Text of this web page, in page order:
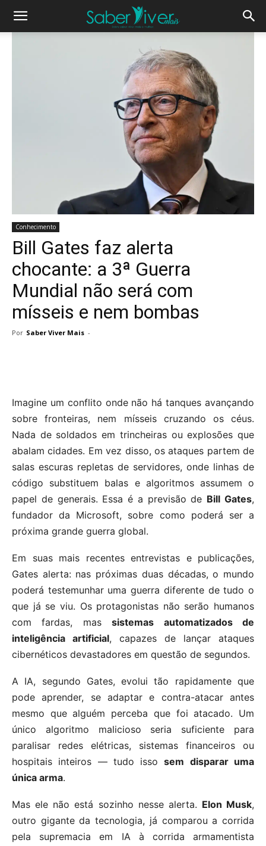
Conhecimento
Bill Gates faz alerta
chocante: a 3ª Guerra
Mundial não será com
mísseis e nem bombas
Por Saber Viver Mais -
Imagine um conflito onde não há tanques avançando
sobre fronteiras, nem mísseis cruzando os céus.
Nada de soldados em trincheiras ou explosões que
abalam cidades. Em vez disso, os ataques partem de
salas escuras repletas de servidores, onde linhas de
código substituem balas e algoritmos assumem o
papel de generais. Essa é a previsão de Bill Gates,
fundador da Microsoft, sobre como poderá ser a
próxima grande guerra global.
Em suas mais recentes entrevistas e publicações,
Gates alerta: nas próximas duas décadas, o mundo
poderá testemunhar uma guerra diferente de tudo o
que já se viu. Os protagonistas não serão humanos
com fardas, massistemas automatizados de
inteligência artificial, capazes de lançar ataques
cibernéticos devastadores em questão de segundos.
A IA, segundo Gates, evolui tão rapidamente que
pode aprender, se adaptar e contra-atacar antes
mesmo que alguém perceba que foi atacado. Um
único algoritmo malicioso seria suficiente para
paralisar redes elétricas, sistemas financeiros ou
hospitais inteiros — tudo issosem disparar uma
única arma.
Mas ele não está sozinho nesse alerta. Elon Musk,
outro gigante da tecnologia, já comparou a corrida
pela supremacia em IA à corrida armamentista